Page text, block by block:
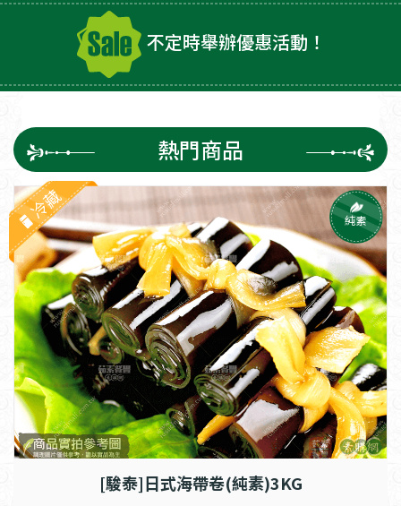
不定時舉辦優惠活動！
熱門商品
[駿泰]日式海帶卷(純素)3KG
冷藏 純素